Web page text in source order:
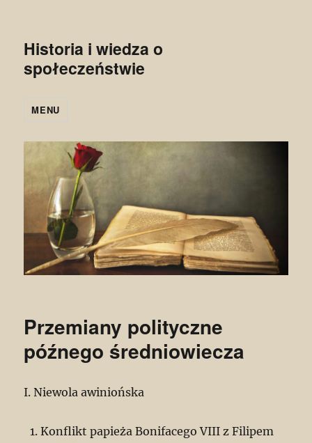
Historia i wiedza o
społeczeństwie
MENU
Przemiany polityczne
późnego średniowiecza
I. Niewola awiniońska
Konflikt papieża Bonifacego VIII z Filipem